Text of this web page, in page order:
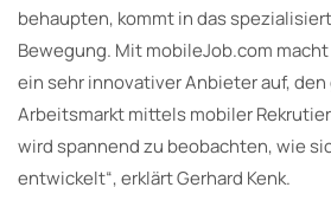
behaupten, kommt in das
Bewegung. Mit mobileJob.com
ein sehr innovativer Anbieter auf,
Arbeitsmarkt mittels mobiler
wird spannend zu beobachten, wie
entwickelt“, erklärt Gerhard Kenk.